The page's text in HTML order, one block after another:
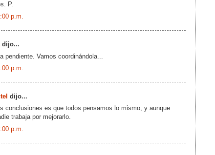
P.
p.m.
dijo...
pendiente. Vamos coordinándola...
p.m.
dijo...
conclusiones es que todos pensamos lo mismo; y aunque
trabaja por mejorarlo.
p.m.